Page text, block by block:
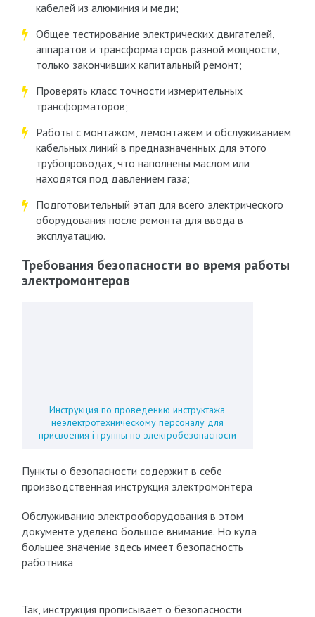
кабелей из алюминия и меди;
Общее тестирование электрических двигателей,
аппаратов и трансформаторов разной мощности,
только закончивших капитальный ремонт;
Проверять класс точности измерительных
трансформаторов;
Работы с монтажом, демонтажем и обслуживанием
кабельных линий в предназначенных для этого
трубопроводах, что наполнены маслом или
находятся под давлением газа;
Подготовительный этап для всего электрического
оборудования после ремонта для ввода в
эксплуатацию.
Требования безопасности во время работы
электромонтеров
Инструкция по проведению инструктажа
неэлектротехническому персоналу для
присвоения i группы по электробезопасности
Пункты о безопасности содержит в себе
производственная инструкция электромонтера
Обслуживанию электрооборудования в этом
документе уделено большое внимание. Но куда
большее значение здесь имеет безопасность
работника
Так, инструкция прописывает о безопасности